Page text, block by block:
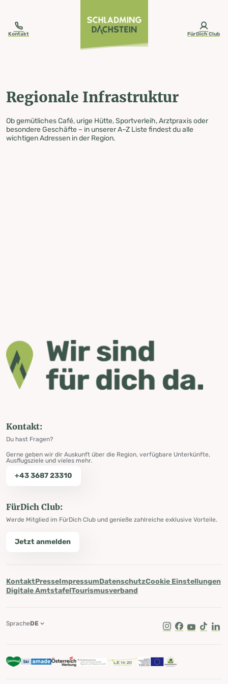
Kontakt FürDich Club
Regionale Infrastruktur
Ob gemütliches Café, urige Hütte, Sportverleih, Arztpraxis oder
besondere Geschäfte – in unserer A–Z Liste findest du alle
wichtigen Adressen in der Region.
Kontakt:
Du hast Fragen?
Gerne geben wir dir Auskunft über die Region, verfügbare Unterkünfte,
Ausflugsziele und vieles mehr.
+43 3687 23310
FürDich Club:
Werde Mitglied im FürDich Club und genieße zahlreiche exklusive Vorteile.
Jetzt anmelden
KontaktPresseImpressumDatenschutzCookie Einstellungen
Digitale AmtstafelTourismusverband
Instagram
Facebook
Youtube
Tik Tok
SpracheDE